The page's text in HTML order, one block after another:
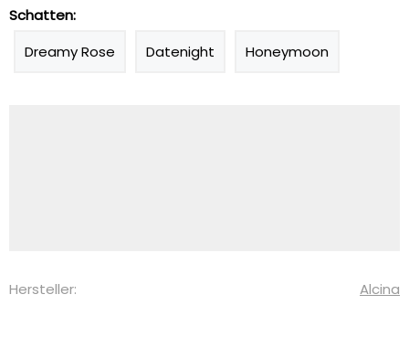
Schatten:
Dreamy Rose
Datenight Honeymoon
Hersteller: Alcina